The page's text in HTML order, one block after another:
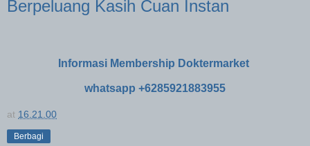
Berpeluang Kasih Cuan Instan
Informasi Membership Doktermarket
whatsapp +6285921883955
at 16.21.00
Berbagi